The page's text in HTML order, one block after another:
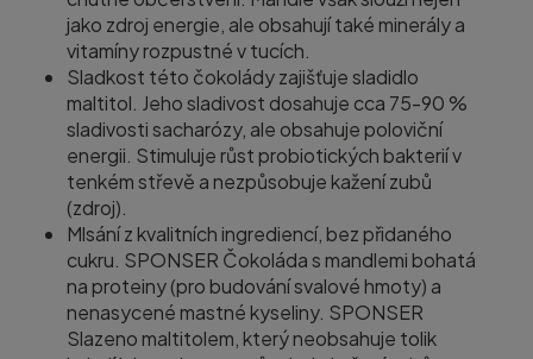
jako zdroj energie, ale obsahují také minerály a
vitamíny rozpustné v tucích.
Sladkost této čokolády zajišťuje sladidlo
maltitol. Jeho sladivost dosahuje cca 75-90 %
sladivosti sacharózy, ale obsahuje poloviční
energii. Stimuluje růst probiotických bakterií v
tenkém střevě a nezpůsobuje kažení zubů
(zdroj).
Mlsání z kvalitních ingrediencí, bez přidaného
cukru. SPONSER Čokoláda s mandlemi bohatá
na proteiny (pro budování svalové hmoty) a
nenasycené mastné kyseliny. SPONSER
Slazeno maltitolem, který neobsahuje tolik